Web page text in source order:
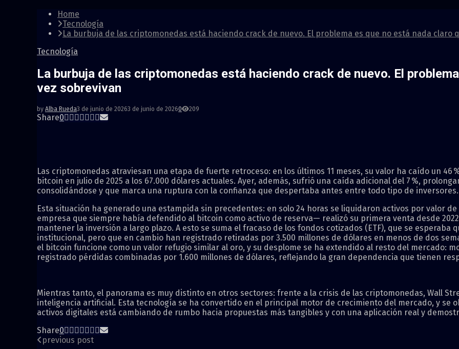
Home
Tecnología
La burbuja de las criptomonedas está haciendo crack de nuevo. El problema es que no está nada claro
Tecnología
La burbuja de las criptomonedas está haciendo crack de nuevo. El
vez sobrevivan
by Alba Rueda3 de junio de 20263 de junio de 20260 209
Share0
Las criptomonedas atraviesan una etapa de fuerte retroceso: en los últimos 11 meses, su valor ha caído un 46
bitcoin en julio de 2025 a los 67.000 dólares actuales. Ayer, además, sufrió una caída adicional del 7 %,
consolidándose y que marca una ruptura con la confianza que despertaba antes entre todo tipo de inversores.
Esta situación ha generado una estampida sin precedentes: en solo 24 horas se liquidaron activos por valor
empresa que siempre había defendido al bitcoin como activo de reserva— realizó su primera venta desde
mantener la inversión a largo plazo. A esto se suma el fracaso de los fondos cotizados (ETF), que se
institucional, pero que en cambio han registrado retiradas por 3.500 millones de dólares en menos de dos
el bitcoin funcione como un valor refugio similar al oro, y su desplome se ha extendido al resto del mercado:
registrado pérdidas combinadas por 1.600 millones de dólares, reflejando la gran dependencia que tienen
Mientras tanto, el panorama es muy distinto en otros sectores: frente a la crisis de las criptomonedas, Wall
inteligencia artificial. Esta tecnología se ha convertido en el principal motor de crecimiento del mercado, y se
activos digitales está cambiando de rumbo hacia propuestas más tangibles y con una aplicación real y
Share0
previous post